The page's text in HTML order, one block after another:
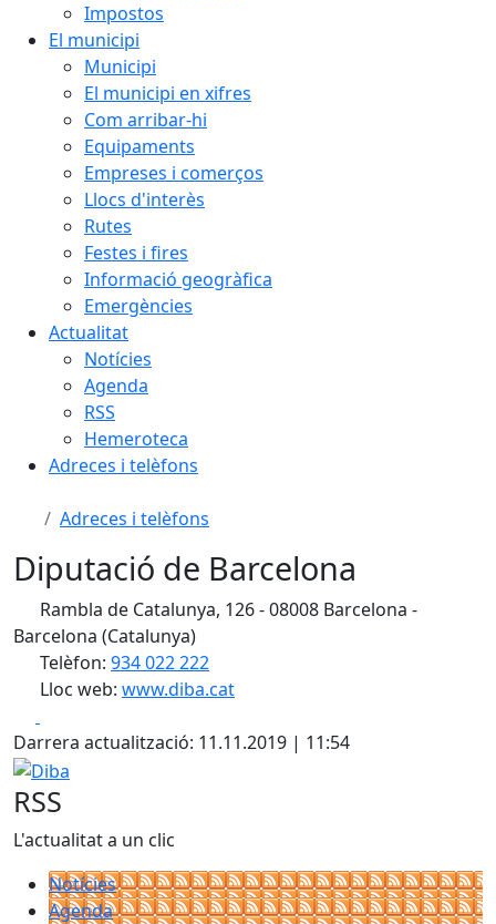
Impostos
El municipi
Municipi
El municipi en xifres
Com arribar-hi
Equipaments
Empreses i comerços
Llocs d'interès
Rutes
Festes i fires
Informació geogràfica
Emergències
Actualitat
Notícies
Agenda
RSS
Hemeroteca
Adreces i telèfons
Adreces i telèfons
Diputació de Barcelona
Rambla de Catalunya, 126 - 08008 Barcelona -
Barcelona (Catalunya)
Telèfon: 934 022 222
Lloc web: www.diba.cat
Darrera actualització: 11.11.2019 | 11:54
Diba
RSS
L'actualitat a un clic
Notícies
Agenda